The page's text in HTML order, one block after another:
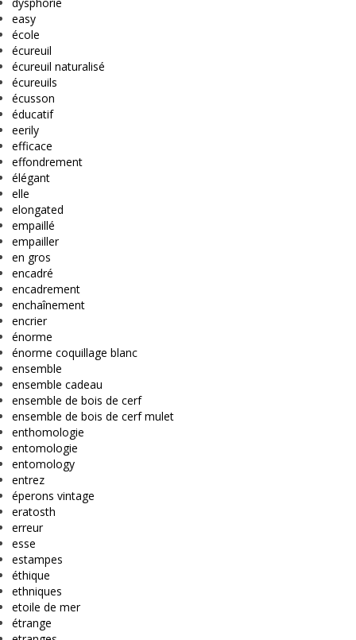
easy
école
écureuil
écureuil naturalisé
écureuils
écusson
éducatif
eerily
efficace
effondrement
élégant
elle
elongated
empaillé
empailler
en gros
encadré
encadrement
enchaînement
encrier
énorme
énorme coquillage blanc
ensemble
ensemble cadeau
ensemble de bois de cerf
ensemble de bois de cerf mulet
enthomologie
entomologie
entomology
entrez
éperons vintage
eratosth
erreur
esse
estampes
éthique
ethniques
etoile de mer
étrange